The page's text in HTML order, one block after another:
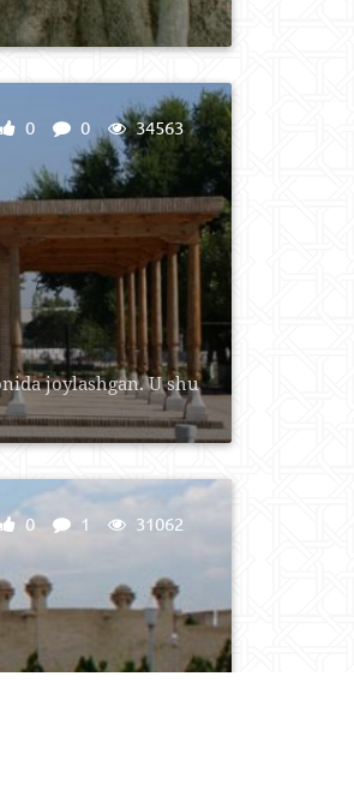
joylashgan. U shu
0 0 34563
0 1 31062